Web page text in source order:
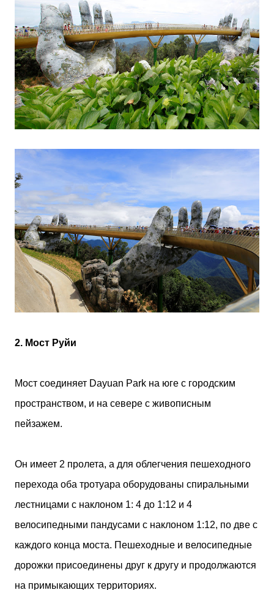
2. Мост Руйи
Мост соединяет Dayuan Park на юге с городским
пространством, и на севере с живописным
пейзажем.
Он имеет 2 пролета, а для облегчения пешеходного
перехода оба тротуара оборудованы спиральными
лестницами с наклоном 1: 4 до 1:12 и 4
велосипедными пандусами с наклоном 1:12, по две с
каждого конца моста. Пешеходные и велосипедные
дорожки присоединены друг к другу и продолжаются
на примыкающих территориях.